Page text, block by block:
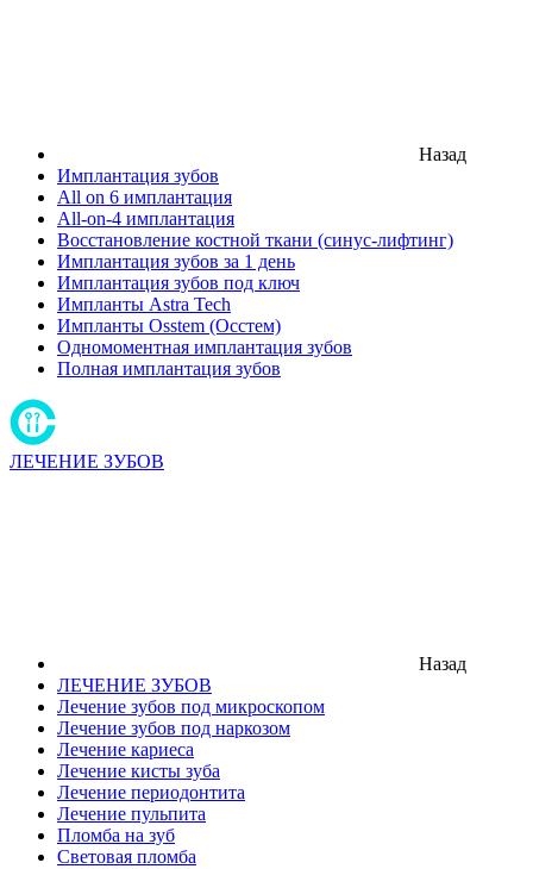
Назад
Имплантация зубов
All on 6 имплантация
All-on-4 имплантация
Восстановление костной ткани (синус-лифтинг)
Имплантация зубов за 1 день
Имплантация зубов под ключ
Импланты Astra Tech
Импланты Osstem (Осстем)
Одномоментная имплантация зубов
Полная имплантация зубов
ЛЕЧЕНИЕ ЗУБОВ
Назад
ЛЕЧЕНИЕ ЗУБОВ
Лечение зубов под микроскопом
Лечение зубов под наркозом
Лечение кариеса
Лечение кисты зуба
Лечение периодонтита
Лечение пульпита
Пломба на зуб
Световая пломба